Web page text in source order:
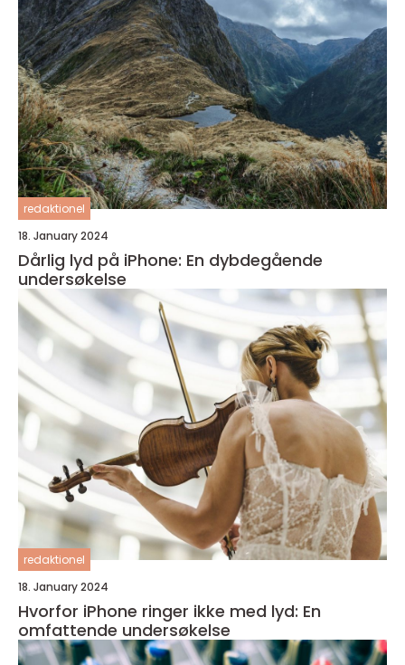
redaktionel
18. January 2024
Dårlig lyd på iPhone: En dybdegående
undersøkelse
redaktionel
18. January 2024
Hvorfor iPhone ringer ikke med lyd: En
omfattende undersøkelse